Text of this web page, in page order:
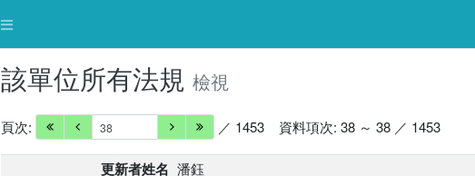
該單位所有法規 檢視
頁次: ／ 1453 資料項次: 38 ～ 38 ／ 1453
更新者姓名 潘鈺